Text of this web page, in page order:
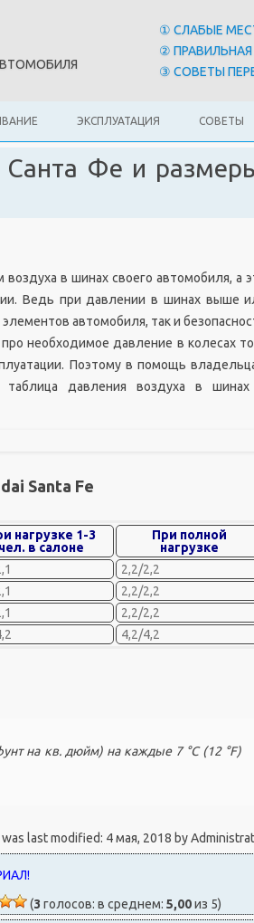
① СЛАБЫЕ
②
③ СОВЕТЫ
ЭКСПЛУАТАЦИЯ СОВЕТЫ
Фе и
в шинах своего автомобиля, а
Ведь при давлении в шинах выше
автомобиля, так и
необходимое давление в колесах
Поэтому в помощь
давления воздуха в
Santa Fe
нагрузке 1-3
в салоне
При полной
нагрузке
2,2/2,2
2,2/2,2
2,2/2,2
4,2/4,2
на кв. дюйм) на каждые 7 °C (12 °F)
was last modified: 4 мая, 2018 by
(3 голосов: в среднем:5,00из 5)